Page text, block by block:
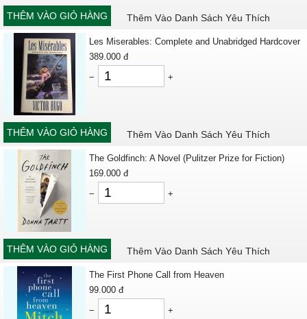
THÊM VÀO GIỎ HÀNG Thêm Vào Danh Sách Yêu Thích
Les Miserables: Complete and Unabridged Hardcover
389.000 đ
−
+
THÊM VÀO GIỎ HÀNG Thêm Vào Danh Sách Yêu Thích
The Goldfinch: A Novel (Pulitzer Prize for Fiction)
169.000 đ
−
+
THÊM VÀO GIỎ HÀNG Thêm Vào Danh Sách Yêu Thích
The First Phone Call from Heaven
99.000 đ
−
+